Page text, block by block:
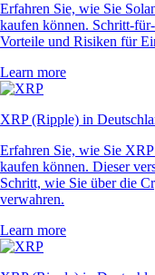
Erfahren Sie, wie Sie
kaufen können. Schritt-
Vorteile und Risiken für
Learn more
XRP (Ripple) in
Erfahren Sie, wie Sie
kaufen können. Dieser
Schritt, wie Sie über die
verwahren.
Learn more